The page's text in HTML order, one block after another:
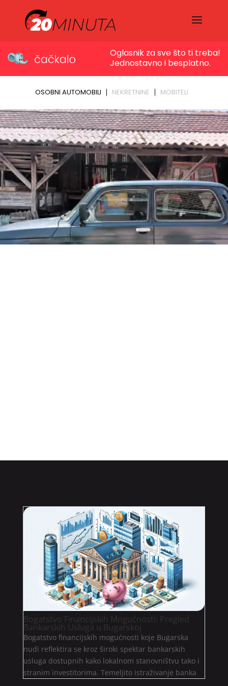
Bogatstvo Financijskih Mogućnosti: Pregled
Bankarskih Usluga u Bugarskoj
Bogatstvo financijskih mogućnosti koje Bugarska
nudi reflektira se kroz široki spektar bankarskih
usluga dostupnih kako lokalnom stanovništvu tako i
stranim investitorima. Temeljito istraživanje banka